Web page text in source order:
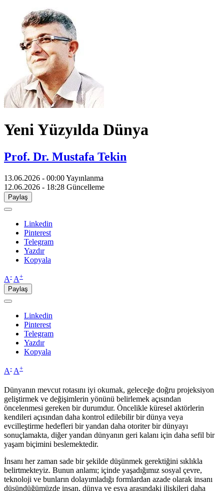
Yeni Yüzyılda Dünya
Prof. Dr. Mustafa Tekin
13.06.2026 - 00:00Yayınlanma
12.06.2026 - 18:28 Güncelleme
Paylaş
Linkedin
Pinterest
Telegram
Yazdır
Kopyala
A- A+
Paylaş
Linkedin
Pinterest
Telegram
Yazdır
Kopyala
A- A+
Dünyanın mevcut rotasını iyi okumak, geleceğe doğru projeksiyon
geliştirmek ve değişimlerin yönünü belirlemek açısından
öncelenmesi gereken bir durumdur. Öncelikle küresel aktörlerin
kendileri açısından daha kontrol edilebilir bir dünya veya
evcilleştirme hedefleri bir yandan daha otoriter bir dünyayı
sonuçlamakta, diğer yandan dünyanın geri kalanı için daha sefil bir
yaşam biçimini beslemektedir.
İnsanı her zaman sade bir şekilde düşünmek gerektiğini sıklıkla
belirtmekteyiz. Bunun anlamı; içinde yaşadığımız sosyal çevre,
teknoloji ve bunların dolayımladığı formlardan azade olarak insanı
düşündüğümüzde insan, dünya ve eşya arasındaki ilişkileri daha